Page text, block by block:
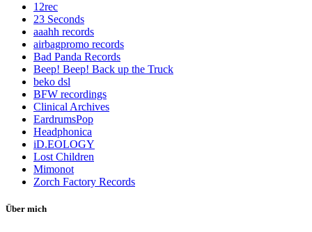
12rec
23 Seconds
aaahh records
airbagpromo records
Bad Panda Records
Beep! Beep! Back up the Truck
beko dsl
BFW recordings
Clinical Archives
EardrumsPop
Headphonica
iD.EOLOGY
Lost Children
Mimonot
Zorch Factory Records
Über mich